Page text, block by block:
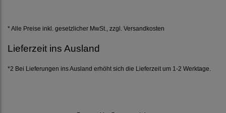
* Alle Preise inkl. gesetzlicher MwSt., zzgl. Versandkosten
Lieferzeit ins Ausland
*2 Bei Lieferungen ins Ausland erhöht sich die Lieferzeit um 1-2 Werktage.